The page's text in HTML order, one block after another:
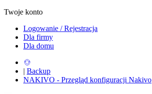
Twoje konto
Logowanie / Rejestracja
Dla firmy
Dla domu
| Backup
NAKIVO - Przegląd konfiguracji Nakivo